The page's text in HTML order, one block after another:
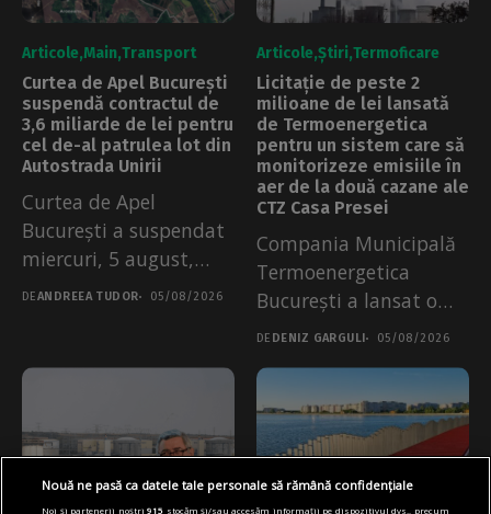
Articole Main Transport
Curtea de Apel București
suspendă contractul de
3,6 miliarde de lei pentru
cel de-al patrulea lot din
Autostrada Unirii
Curtea de Apel
București a suspendat
miercuri, 5 august,
contractul de circa...
DEANDREEA TUDOR 05/08/2026
Articole Știri Termoficare
Licitație de peste 2
milioane de lei lansată
de Termoenergetica
pentru un sistem care să
monitorizeze emisiile în
aer de la două cazane ale
CTZ Casa Presei
Compania Municipală
Termoenergetica
București a lansat o
licitație publică pentru
DE DENIZ GARGULI 05/08/2026
Nouă ne pasă ca datele tale personale să rămână confidențiale
Noi și partenerii noștri915 stocăm și/sau accesăm informații pe dispozitivul dvs., precum